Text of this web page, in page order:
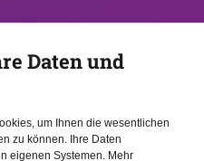
Бермудес
Daten und
um Ihnen die wesentlichen
zu können. Ihre Daten
eigenen Systemen. Mehr